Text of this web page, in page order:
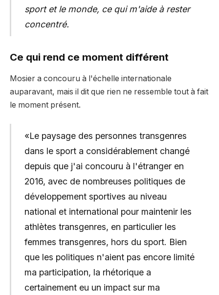
sport et le monde, ce qui m'aide à rester
concentré.
Ce qui rend ce moment différent
Mosier a concouru à l'échelle internationale
auparavant, mais il dit que rien ne ressemble tout à fait
le moment présent.
«Le paysage des personnes transgenres
dans le sport a considérablement changé
depuis que j'ai concouru à l'étranger en
2016, avec de nombreuses politiques de
développement sportives au niveau
national et international pour maintenir les
athlètes transgenres, en particulier les
femmes transgenres, hors du sport. Bien
que les politiques n'aient pas encore limité
ma participation, la rhétorique a
certainement eu un impact sur ma